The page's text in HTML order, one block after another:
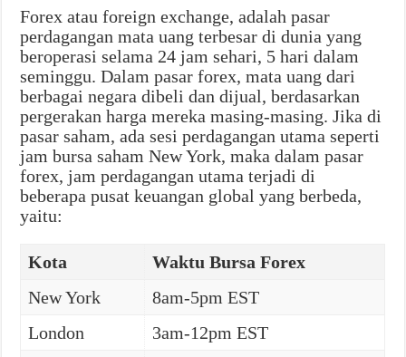
Forex atau foreign exchange, adalah pasar
perdagangan mata uang terbesar di dunia yang
beroperasi selama 24 jam sehari, 5 hari dalam
seminggu. Dalam pasar forex, mata uang dari
berbagai negara dibeli dan dijual, berdasarkan
pergerakan harga mereka masing-masing. Jika di
pasar saham, ada sesi perdagangan utama seperti
jam bursa saham New York, maka dalam pasar
forex, jam perdagangan utama terjadi di
beberapa pusat keuangan global yang berbeda,
yaitu:
Kota
Waktu Bursa Forex
New York
8am-5pm EST
London
3am-12pm EST